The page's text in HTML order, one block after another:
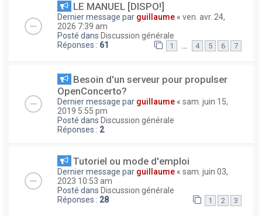
LE MANUEL [DISPO!]
Dernier message par guillaume « ven. avr. 24,
2026 7:39 am
Posté dans Discussion générale
Réponses : 61 1 … 4 5 6 7
Besoin d'un serveur pour propulser
OpenConcerto?
Dernier message par guillaume « sam. juin 15,
2019 5:55 pm
Posté dans Discussion générale
Réponses : 2
Tutoriel ou mode d'emploi
Dernier message par guillaume « sam. juin 03,
2023 10:53 am
Posté dans Discussion générale
Réponses : 28 1 2 3